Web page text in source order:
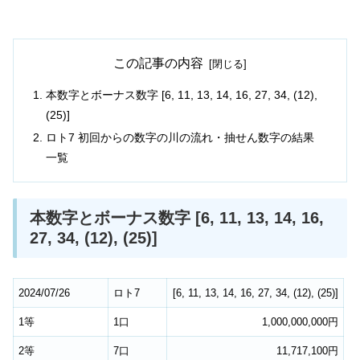
この記事の内容
本数字とボーナス数字 [6, 11, 13, 14, 16, 27, 34, (12),
(25)]
ロト7 初回からの数字の川の流れ・抽せん数字の結果
一覧
本数字とボーナス数字 [6, 11, 13, 14, 16,
27, 34, (12), (25)]
2024/07/26 ロト7 [6, 11, 13, 14, 16, 27, 34, (12), (25)]
1等 1口 1,000,000,000円
2等 7口 11,717,100円